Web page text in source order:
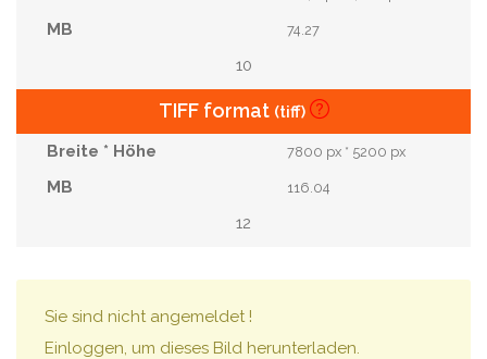
74.27
10
TIFF format (tiff)
7800 px * 5200 px
116.04
12
Sie sind nicht angemeldet !
Einloggen, um dieses Bild herunterladen.